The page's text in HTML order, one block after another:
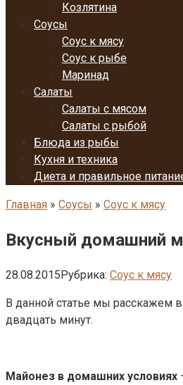
Козлятина
Соусы
Соус к мясу
Соус к рыбе
Маринад
Салаты
Салаты с мясом
Салаты с рыбой
Блюда из рыбы
Кухня и техника
Диета и правильное
Главная » Соусы » Соус к мясу
Вкусный домашний
28.08.2015Рубрика: Соус к мясу
В данной статье мы расскажем
двадцать минут.
Майонез в домашних условиях